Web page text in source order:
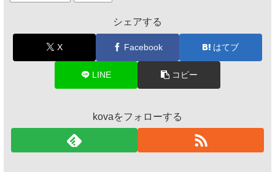
シェアする
X Facebook はてブ
LINE コピー
kovaをフォローする